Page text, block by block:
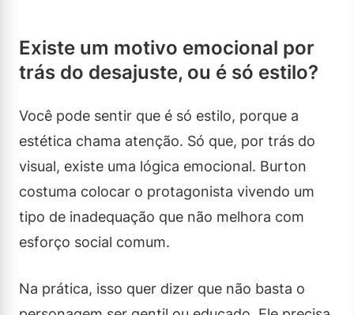
Existe um motivo emocional por
trás do desajuste, ou é só estilo?
Você pode sentir que é só estilo, porque a
estética chama atenção. Só que, por trás do
visual, existe uma lógica emocional. Burton
costuma colocar o protagonista vivendo um
tipo de inadequação que não melhora com
esforço social comum.
Na prática, isso quer dizer que não basta o